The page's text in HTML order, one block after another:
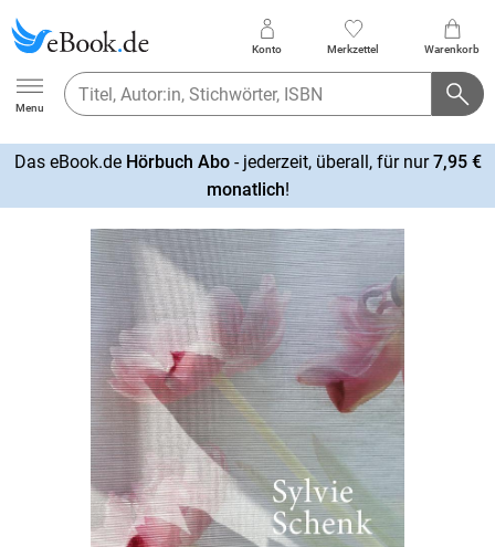
Ebook.de
Menu
Konto Merkzettel Warenkorb
Das eBook.de Hörbuch Abo- jederzeit, überall, für nur7,95 €
monatlich!